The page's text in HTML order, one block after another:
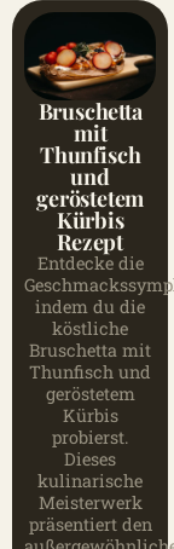
Bruschetta
mit
Thunfisch
und
geröstetem
Kürbis
Rezept
Entdecke die
indem du die
köstliche
Bruschetta mit
Thunfisch und
geröstetem
Kürbis
probierst.
Dieses
kulinarische
Meisterwerk
präsentiert den